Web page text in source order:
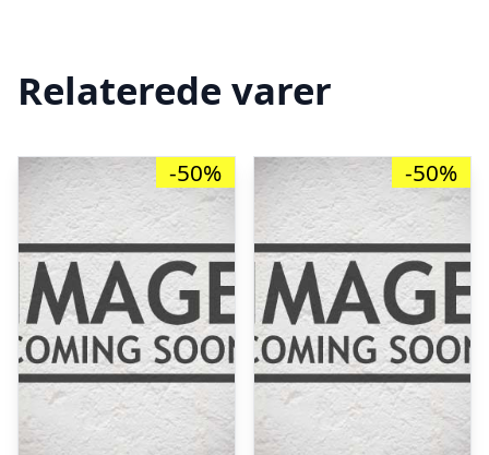
Relaterede varer
-50% -50%